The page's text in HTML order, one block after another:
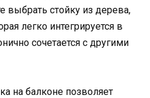
выбрать стойку из дерева,
легко интегрируется в
сочетается с другими
на балконе позволяет